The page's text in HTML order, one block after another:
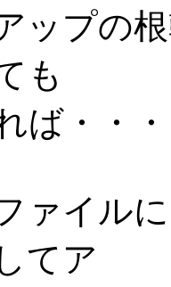
ップの
も
ば・・・
ァイル
てア